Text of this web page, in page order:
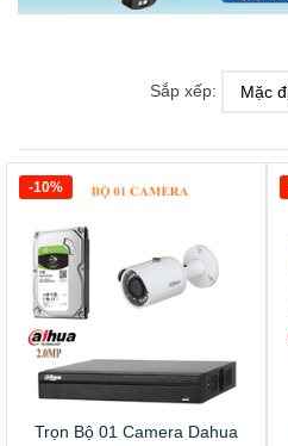
Sắp xếp:
Trọn Bộ 01 Camera Dahua
-10%